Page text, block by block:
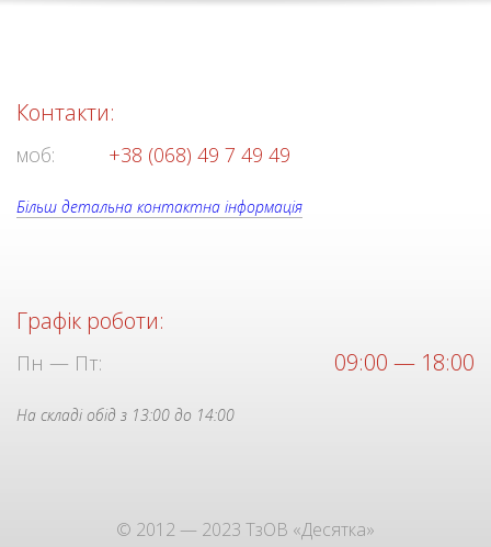
Контакти:
моб: +38 (068) 49 7 49 49
Більш детальна контактна інформація
Графік роботи:
Пн — Пт: 09:00 — 18:00
На складі обід з 13:00 до 14:00
© 2012 — 2023 ТзОВ «Десятка»